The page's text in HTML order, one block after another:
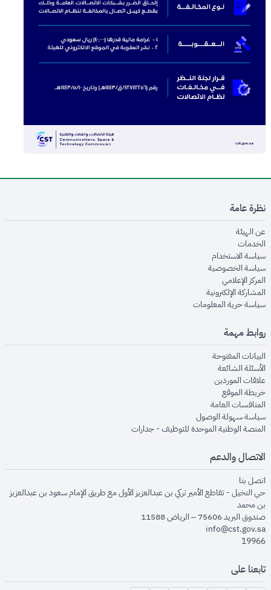
نظرة عامة
عن الهيئةopens in new window
الخدماتopens in new window
سياسة الاستخدام
سياسة الخصوصيةopens in new window
المركز الإعلاميopens in new window
المشاركة الإلكترونيةopens in new window
سياسة حرية المعلوماتopens in new window
روابط مهمة
البيانات المفتوحةopens in new window
الأسئلة الشائعةopens in new window
علاقات الموردينopens in new window
خريطة الموقعopens in new window
المنافسات العامةopens in new window
سياسة سهولة الوصولopens in new window
المنصة الوطنية الموحدة للتوظيف - جداراتopens in new window
الاتصال والدعم
اتصل بنا
حي النخيل - تقاطع الأمير تركي بن عبدالعزيز الأول مع طريق الإمام سعود بن عبدالعزيز
بن محمد
صندوق البريد 75606 – الرياض 11588
info@cst.gov.sa
19966
تابعنا على